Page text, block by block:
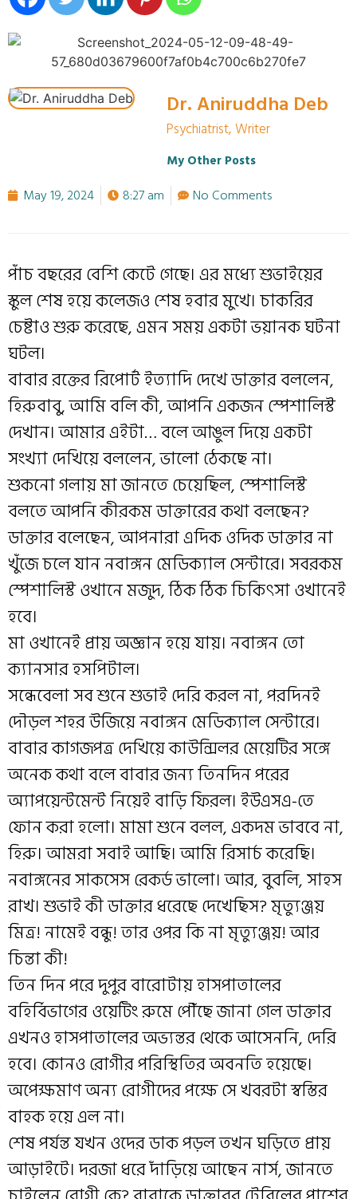
Dr. Aniruddha Deb
Psychiatrist, Writer
My Other Posts
May 19, 2024 8:27 am No Comments
পাঁচ বছরের বেশি কেটে গেছে। এর মধ্যে শুভাইয়ের
স্কুল শেষ হয়ে কলেজও শেষ হবার মুখে। চাকরির
চেষ্টাও শুরু করেছে, এমন সময় একটা ভয়ানক ঘটনা
ঘটল।
বাবার রক্তের রিপোর্ট ইত্যাদি দেখে ডাক্তার বললেন,
হিরুবাবু, আমি বলি কী, আপনি একজন স্পেশালিস্ট
দেখান। আমার এইটা… বলে আঙুল দিয়ে একটা
সংখ্যা দেখিয়ে বললেন, ভালো ঠেকছে না।
শুকনো গলায় মা জানতে চেয়েছিল, স্পেশালিস্ট
বলতে আপনি কীরকম ডাক্তারের কথা বলছেন?
ডাক্তার বলেছেন, আপনারা এদিক ওদিক ডাক্তার না
খুঁজে চলে যান নবাঙ্গন মেডিক্যাল সেন্টারে। সবরকম
স্পেশালিস্ট ওখানে মজুদ, ঠিক ঠিক চিকিৎসা ওখানেই
হবে।
মা ওখানেই প্রায় অজ্ঞান হয়ে যায়। নবাঙ্গন তো
ক্যানসার হসপিটাল।
সন্ধেবেলা সব শুনে শুভাই দেরি করল না, পরদিনই
দৌড়ল শহর উজিয়ে নবাঙ্গন মেডিক্যাল সেন্টারে।
বাবার কাগজপত্র দেখিয়ে কাউন্সিলর মেয়েটির সঙ্গে
অনেক কথা বলে বাবার জন্য তিনদিন পরের
অ্যাপয়েন্টমেন্ট নিয়েই বাড়ি ফিরল। ইউএসএ-তে
ফোন করা হলো। মামা শুনে বলল, একদম ভাববে না,
হিরু। আমরা সবাই আছি। আমি রিসার্চ করেছি।
নবাঙ্গনের সাকসেস রেকর্ড ভালো। আর, বুবলি, সাহস
রাখ। শুভাই কী ডাক্তার ধরেছে দেখেছিস? মৃত্যুঞ্জয়
মিত্র! নামেই বন্ধু! তার ওপর কি না মৃত্যুঞ্জয়! আর
চিন্তা কী!
তিন দিন পরে দুপুর বারোটায় হাসপাতালের
বহির্বিভাগের ওয়েটিং রুমে পৌঁছে জানা গেল ডাক্তার
এখনও হাসপাতালের অভ্যন্তর থেকে আসেননি, দেরি
হবে। কোনও রোগীর পরিস্থিতির অবনতি হয়েছে।
অপেক্ষমাণ অন্য রোগীদের পক্ষে সে খবরটা স্বস্তির
বাহক হয়ে এল না।
শেষ পর্যন্ত যখন ওদের ডাক পড়ল তখন ঘড়িতে প্রায়
আড়াইটে। দরজা ধরে দাঁড়িয়ে আছেন নার্স, জানতে